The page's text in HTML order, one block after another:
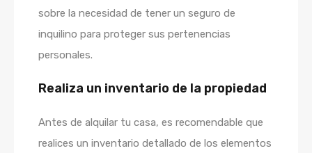
sobre la necesidad de tener un seguro de
inquilino para proteger sus pertenencias
personales.
Realiza un inventario de la propiedad
Antes de alquilar tu casa, es recomendable que
realices un inventario detallado de los elementos